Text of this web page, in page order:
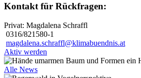
Kontakt für Rückfragen:
Privat: Magdalena Schraffl
0316/821580-1
magdalena.schraffl@klimabuendnis.at
Aktiv werden
Alle News